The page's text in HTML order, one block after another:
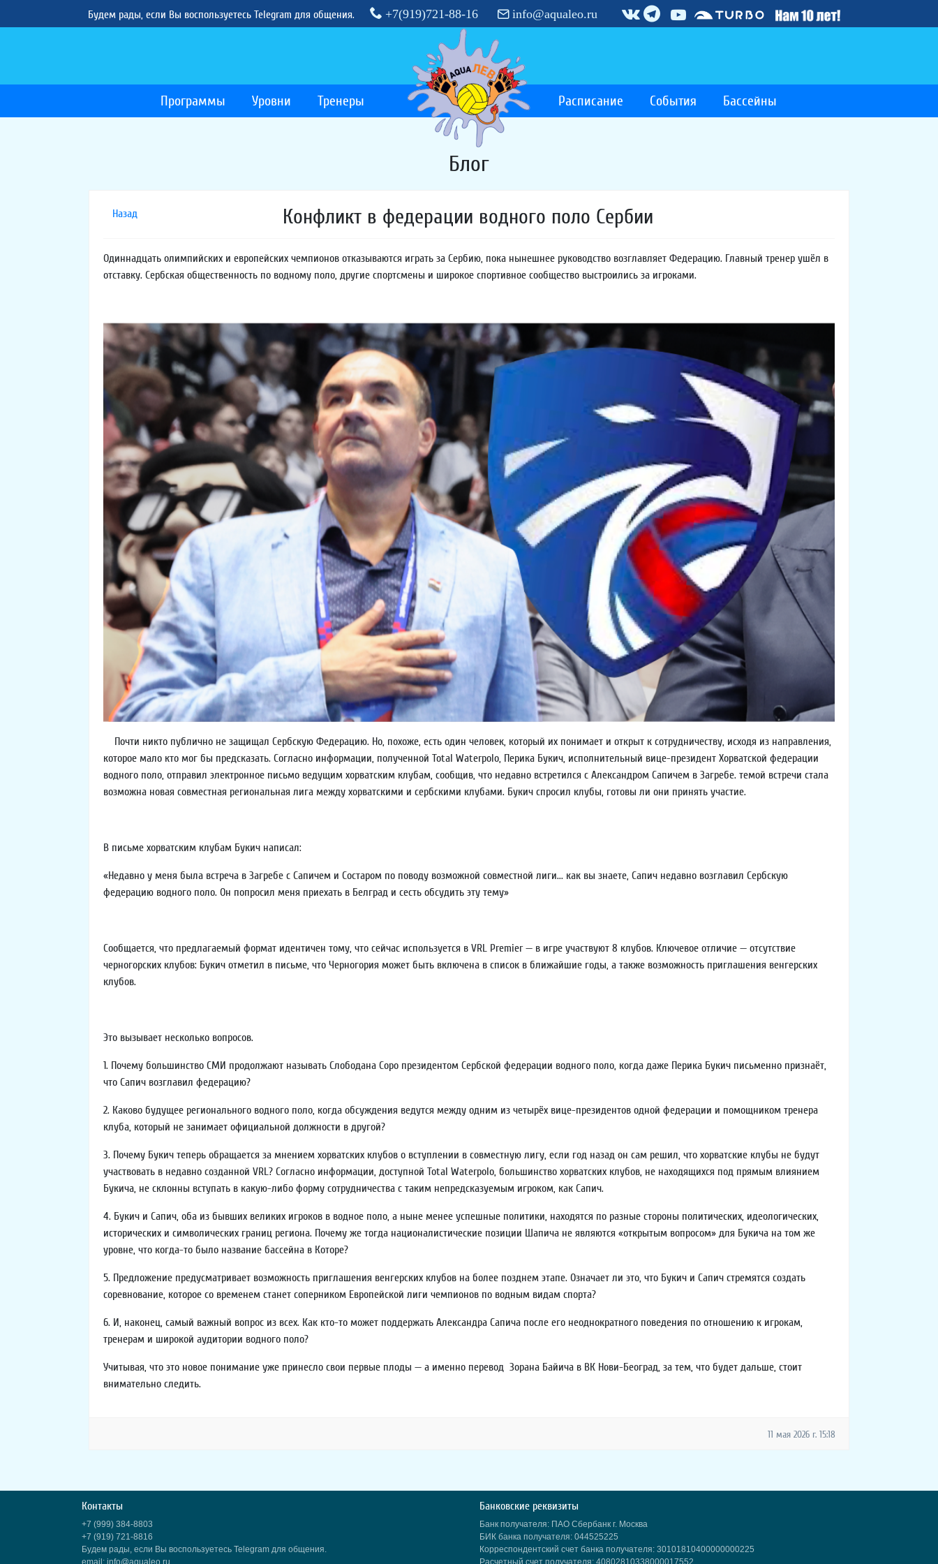
Будем рады, если Вы воспользуетесь Telegram для общения. +7(919)721-88-16 info@aqualeo.ru
Программы Уровни Тренеры Расписание События Бассейны
Блог
Назад Конфликт в федерации водного поло Сербии
Одиннадцать олимпийских и европейских чемпионов отказываются играть за Сербию, пока нынешнее руководство возглавляет Федерацию. Главный тренер ушёл в
отставку. Сербская общественность по водному поло, другие спортсмены и широкое спортивное сообщество выстроились за игроками.
Почти никто публично не защищал Сербскую Федерацию. Но, похоже, есть один человек, который их понимает и открыт к сотрудничеству, исходя из направления,
которое мало кто мог бы предсказать. Согласно информации, полученной Total Waterpolo, Перика Букич, исполнительный вице-президент Хорватской федерации
водного поло, отправил электронное письмо ведущим хорватским клубам, сообщив, что недавно встретился с Александром Сапичем в Загребе. темой встречи стала
возможна новая совместная региональная лига между хорватскими и сербскими клубами. Букич спросил клубы, готовы ли они принять участие.
В письме хорватским клубам Букич написал:
«Недавно у меня была встреча в Загребе с Сапичем и Состаром по поводу возможной совместной лиги... как вы знаете, Сапич недавно возглавил Сербскую
федерацию водного поло. Он попросил меня приехать в Белград и сесть обсудить эту тему»
Сообщается, что предлагаемый формат идентичен тому, что сейчас используется в VRL Premier — в игре участвуют 8 клубов. Ключевое отличие — отсутствие
черногорских клубов: Букич отметил в письме, что Черногория может быть включена в список в ближайшие годы, а также возможность приглашения венгерских
клубов.
Это вызывает несколько вопросов.
1. Почему большинство СМИ продолжают называть Слободана Соро президентом Сербской федерации водного поло, когда даже Перика Букич письменно признаёт,
что Сапич возглавил федерацию?
2. Каково будущее регионального водного поло, когда обсуждения ведутся между одним из четырёх вице-президентов одной федерации и помощником тренера
клуба, который не занимает официальной должности в другой?
3. Почему Букич теперь обращается за мнением хорватских клубов о вступлении в совместную лигу, если год назад он сам решил, что хорватские клубы не будут
участвовать в недавно созданной VRL? Согласно информации, доступной Total Waterpolo, большинство хорватских клубов, не находящихся под прямым влиянием
Букича, не склонны вступать в какую-либо форму сотрудничества с таким непредсказуемым игроком, как Сапич.
4. Букич и Сапич, оба из бывших великих игроков в водное поло, а ныне менее успешные политики, находятся по разные стороны политических, идеологических,
исторических и символических границ региона. Почему же тогда националистические позиции Шапича не являются «открытым вопросом» для Букича на том же
уровне, что когда-то было название бассейна в Которе?
5. Предложение предусматривает возможность приглашения венгерских клубов на более позднем этапе. Означает ли это, что Букич и Сапич стремятся создать
соревнование, которое со временем станет соперником Европейской лиги чемпионов по водным видам спорта?
6. И, наконец, самый важный вопрос из всех. Как кто-то может поддержать Александра Сапича после его неоднократного поведения по отношению к игрокам,
тренерам и широкой аудитории водного поло?
Учитывая, что это новое понимание уже принесло свои первые плоды — а именно перевод Зорана Байича в ВК Нови-Београд, за тем, что будет дальше, стоит
внимательно следить.
11 мая 2026 г. 15:18
Контакты
+7 (999) 384-8803
+7 (919) 721-8816
Будем рады, если Вы воспользуетесь Telegram для общения.
email: info@aqualeo.ru
Банковские реквизиты
Банк получателя: ПАО Сбербанк г. Москва
БИК банка получателя: 044525225
Корреспондентский счет банка получателя: 30101810400000000225
Расчетный счет получателя: 40802810338000017552